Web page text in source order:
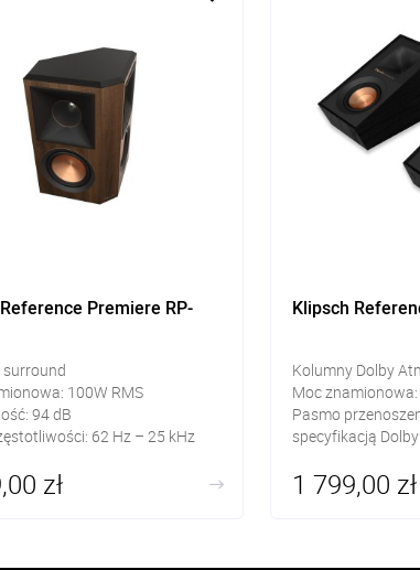
Premiere RP-
100W RMS
94 dB
62 Hz – 25 kHz
zł
Klipsch
Kolumny Dolby
Moc
Pasmo
specyfikacją
1 799,00 zł